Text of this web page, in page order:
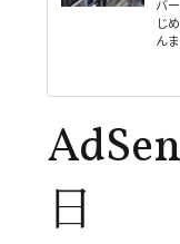
バ
じ
ん
日